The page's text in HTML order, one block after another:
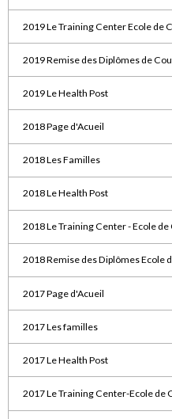
2019 Le Training Center Ecole de
2019 Remise des Diplômes de
2019 Le Health Post
2018 Page d'Acueil
2018 Les Familles
2018 Le Health Post
2018 Le Training Center - Ecole
2018 Remise des Diplômes Ecole
2017 Page d'Acueil
2017 Les familles
2017 Le Health Post
2017 Le Training Center-Ecole de